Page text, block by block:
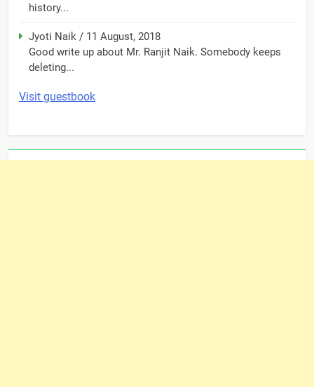
history...
Jyoti Naik / 11 August, 2018
Good write up about Mr. Ranjit Naik. Somebody keeps
deleting...
Visit guestbook